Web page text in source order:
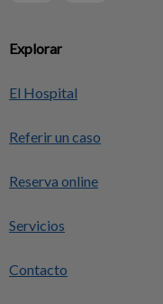
Explorar
El Hospital
Referir un caso
Reserva online
Servicios
Contacto